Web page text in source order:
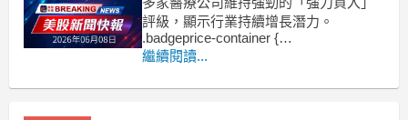
評級，顯示行業持續增長潛力。
.badgeprice-container {
display: flex !important;
繼續閱讀...